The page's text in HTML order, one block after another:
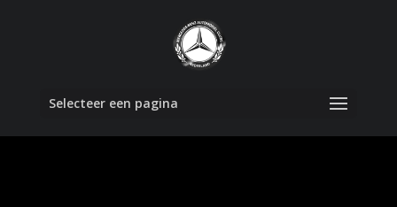
Selecteer een pagina